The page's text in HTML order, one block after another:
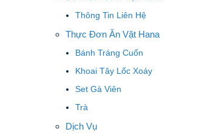
Thông Tin Liên Hệ
Thực Đơn Ăn Vặt Hana
Bánh Tráng Cuốn
Khoai Tây Lốc Xoáy
Set Gà Viên
Trà
Dịch Vụ